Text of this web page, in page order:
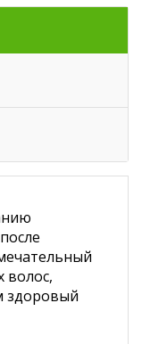
волос,
здоровый